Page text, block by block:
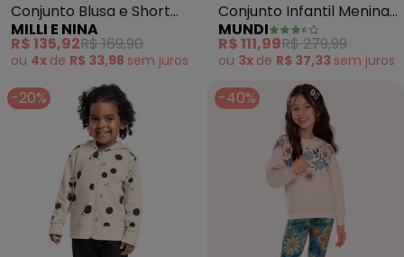
Conjunto Blusa e Short
em Cotelê Estreito
(Bege)
MILLI E NINA
R$ 135,92R$ 169,90
ou 4x de R$ 33,98 sem juros
Conjunto Infantil Menina
em Cotton (Bege)
MUNDI
R$ 111,99R$ 279,99
ou 3x de R$ 37,33 sem juros
-20% -40%